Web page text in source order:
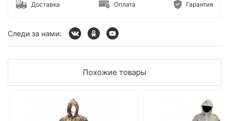
Доставка Оплата Гарантия
Следи за нами:
Похожие товары